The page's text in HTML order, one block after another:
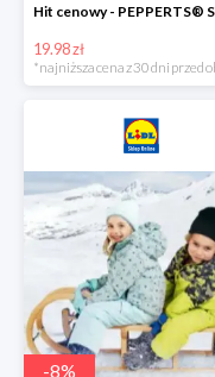
19.98 zł
-8%